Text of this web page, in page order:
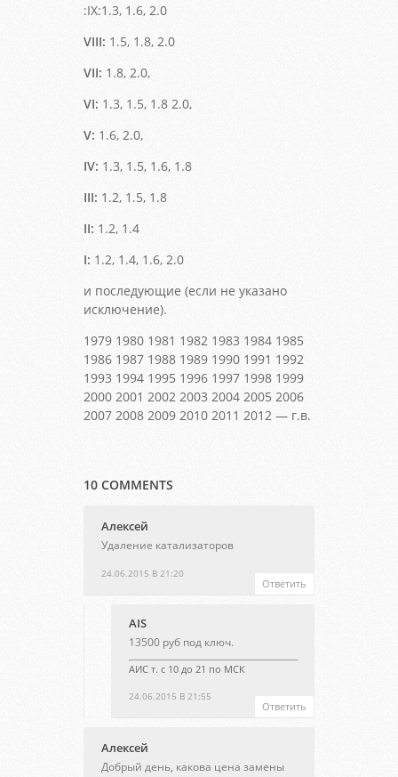
:IX:1.3, 1.6, 2.0
VIII: 1.5, 1.8, 2.0
VII: 1.8, 2.0,
VI: 1.3, 1.5, 1.8 2.0,
V: 1.6, 2.0,
IV: 1.3, 1.5, 1.6, 1.8
III: 1.2, 1.5, 1.8
II: 1.2, 1.4
I: 1.2, 1.4, 1.6, 2.0
и последующие (если не указано
исключение).
1979 1980 1981 1982 1983 1984 1985
1986 1987 1988 1989 1990 1991 1992
1993 1994 1995 1996 1997 1998 1999
2000 2001 2002 2003 2004 2005 2006
2007 2008 2009 2010 2011 2012 — г.в.
10 COMMENTS
Алексей
24.06.2015 В 21:20
Удаление катализаторов
Ответить
AIS
24.06.2015 В 21:55
13500 руб под ключ.
АИС т. с 10 до 21 по МСК
Ответить
Алексей
Добрый день, какова цена замены